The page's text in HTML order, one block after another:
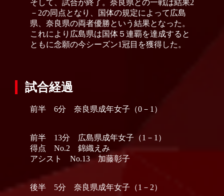
そして、試合が終了。奈良県との一戦は結果2
－2の同点となり、国体の規定によって広島
県、奈良県の両者優勝という結果となった。
これにより広島県は国体５連覇を達成すると
ともに念願の今シーズン1冠目を獲得した。
試合経過
前半 6分 奈良県成年女子（0－1）
前半 13分 広島県成年女子（1－1）
得点 No.2 錦織えみ
アシスト No.13 加藤彰子
後半 5分 奈良県成年女子（1－2）